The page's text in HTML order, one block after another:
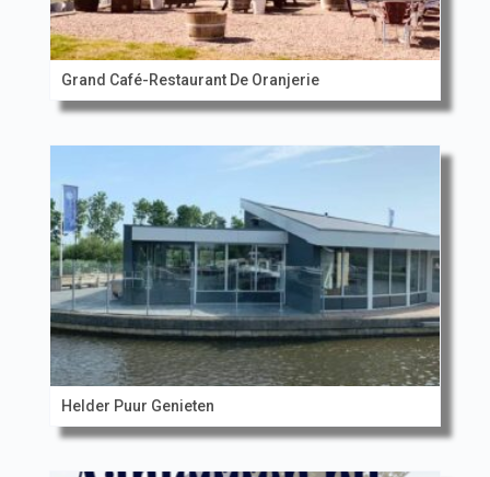
Grand Café-Restaurant De Oranjerie
Helder Puur Genieten